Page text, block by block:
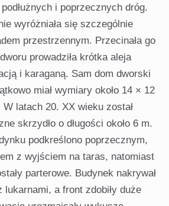
i poprzecznych dróg.
wyróżniała się szczególnie
przestrzennym. Przecinała go
prowadziła krótka aleja
i karaganą. Sam dom dworski
miał wymiary około 14 × 12
latach 20. XX wieku został
skrzydło o długości około 6 m.
podkreślono poprzecznym,
z wyjściem na taras, natomiast
parterowe. Budynek nakrywał
lukarnami, a front zdobiły duże